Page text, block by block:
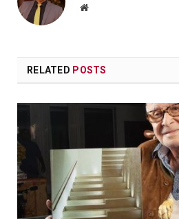
Website
RELATED POSTS